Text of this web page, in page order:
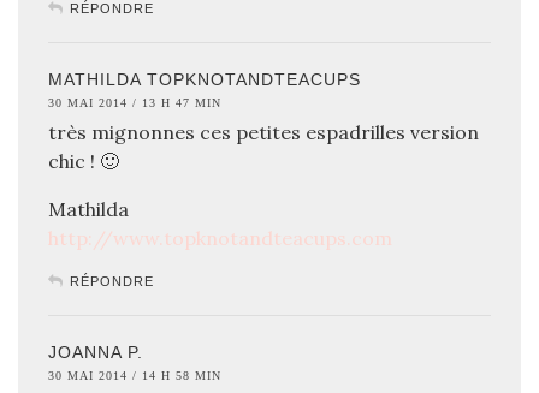
RÉPONDRE
MATHILDA TOPKNOTANDTEACUPS
30 MAI 2014 / 13 H 47 MIN
très mignonnes ces petites espadrilles version
chic ! 🙂
Mathilda
http://www.topknotandteacups.com
RÉPONDRE
JOANNA P.
30 MAI 2014 / 14 H 58 MIN